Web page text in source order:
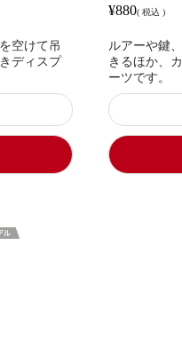
空けて吊
ディスプ
¥880 税込
ルアーや鍵
きるほか、
ーツです。